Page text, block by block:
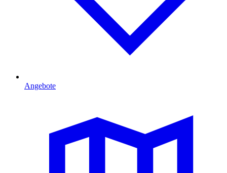
Angebote